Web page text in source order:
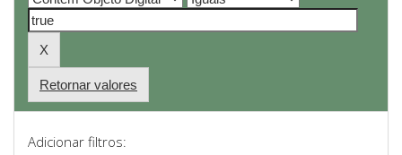
Retornar valores
Adicionar filtros: